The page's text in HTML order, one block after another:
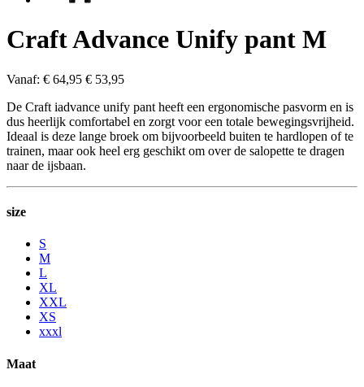
Craft Advance Unify pant M
Vanaf: € 64,95 € 53,95
De Craft iadvance unify pant heeft een ergonomische pasvorm en is
dus heerlijk comfortabel en zorgt voor een totale bewegingsvrijheid.
Ideaal is deze lange broek om bijvoorbeeld buiten te hardlopen of te
trainen, maar ook heel erg geschikt om over de salopette te dragen
naar de ijsbaan.
size
S
M
L
XL
XXL
XS
xxxl
Maat